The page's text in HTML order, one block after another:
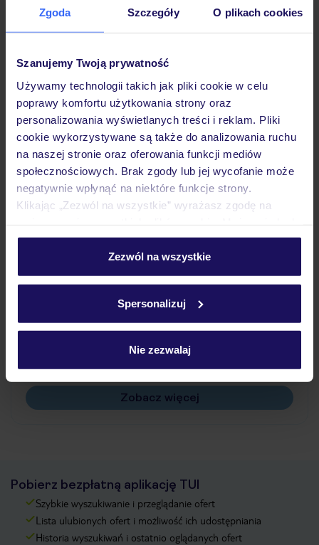
Zgoda Szczegóły O plikach cookies
Szanujemy Twoją prywatność
Używamy technologii takich jak pliki cookie w celu
poprawy komfortu użytkowania strony oraz
personalizowania wyświetlanych treści i reklam. Pliki
cookie wykorzystywane są także do analizowania ruchu
na naszej stronie oraz oferowania funkcji mediów
społecznościowych. Brak zgody lub jej wycofanie może
negatywnie wpłynąć na niektóre funkcje strony.
Klikając „Zezwól na wszystkie” wyrażasz zgodę na
personalizować swój wybór wchodząc w zakładkę
Szczegółowe informacje o plikach cookie znajdziesz
Zezwól na wszystkie
Spersonalizuj
Nie zezwalaj
Hotel
Pokoje
Wyżywienie
Atrakcje
Ważne informacje
Często zadawane pytania
Jak zmienić uczestników/osobę zgłaszającą?
Na jakiej podstawie i gdzie otrzymam karty
pokładowe/bilety lotnicze?
Zobacz więcej
Pobierz bezpłatną aplikację TUI
Szybkie wyszukiwanie i przeglądanie ofert
Lista ulubionych ofert i możliwość ich udostępniania
Historia wyszukiwań i ostatnio oglądanych ofert